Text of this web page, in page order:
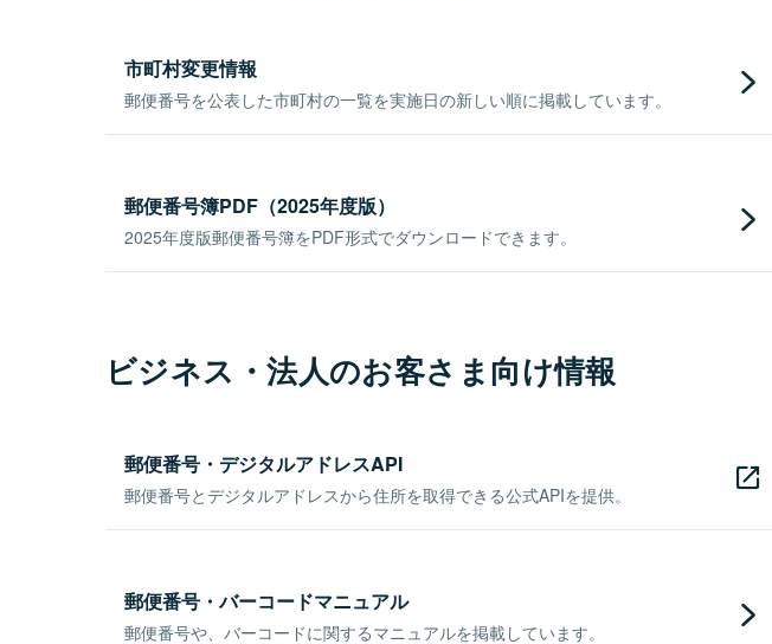
市町村変更情報
郵便番号を公表した市町村の一覧を実施日の新しい順に掲載しています。
郵便番号簿PDF（2025年度版）
2025年度版郵便番号簿をPDF形式でダウンロードできます。
ビジネス・法人のお客さま向け情報
郵便番号・デジタルアドレスAPI
郵便番号とデジタルアドレスから住所を取得できる公式APIを提供。
郵便番号・バーコードマニュアル
郵便番号や、バーコードに関するマニュアルを掲載しています。